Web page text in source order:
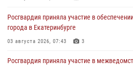
Росгвардия приняла участие в
города в Екатеринбурге
03 августа 2026, 07:43 3
Росгвардия приняла участие в